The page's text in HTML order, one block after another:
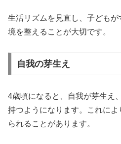
生活リズムを見直し、子ども
境を整えることが大切です。
自我の芽生え
4歳頃になると、自我が芽生え
持つようになります。これに
られることがあります。